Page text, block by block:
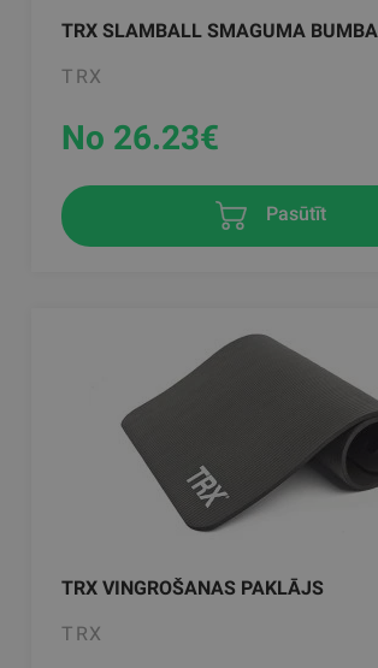
TRX SLAMBALL SMAGUMA BUMBA
TRX
No 26.23€
Pasūtīt
TRX VINGROŠANAS PAKLĀJS
TRX